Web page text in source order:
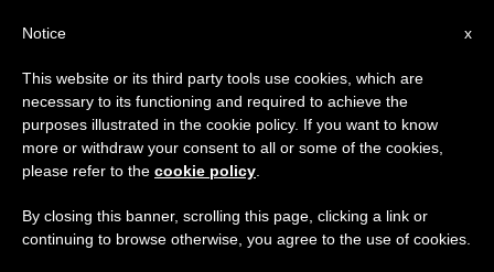
تأمّلات
x
Notice
This website or its third party tools use cookies, which are
necessary to its functioning and required to achieve the
purposes illustrated in the cookie policy. If you want to know
more or withdraw your consent to all or some of the cookies,
please refer to the cookie policy
By closing this banner, scrolling this page, clicking a link or
continuing to browse otherwise, you agree to the use of cookies.